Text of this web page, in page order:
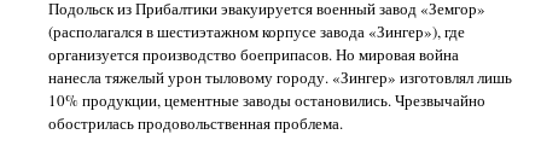
Подольск из Прибалтики эвакуируется военный завод «Земгор»
(располагался в шестиэтажном корпусе завода «Зингер»), где
организуется производство боеприпасов. Но мировая война
нанесла тяжелый урон тыловому городу. «Зингер» изготовлял лишь
10% продукции, цементные заводы остановились. Чрезвычайно
обострилась продовольственная проблема.